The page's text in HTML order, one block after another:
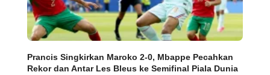
Prancis Singkirkan Maroko 2-0, Mbappe Pecahkan
Rekor dan Antar Les Bleus ke Semifinal Piala Dunia